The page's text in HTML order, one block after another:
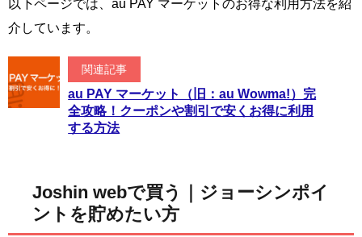
以下ページでは、au PAY マーケットのお得な利用方法を紹
介しています。
関連記事
au PAY マーケット（旧：au Wowma!）完
全攻略！クーポンや割引で安くお得に利用
する方法
Joshin webで買う｜ジョーシンポイ
ントを貯めたい方